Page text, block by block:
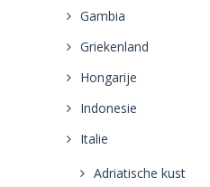
Gambia
Griekenland
Hongarije
Indonesie
Italie
Adriatische kust